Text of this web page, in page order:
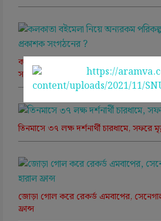
কলকাতা বইমেলা নিয়ে অন্যরকম পরিকল্পনা
সংগঠনের ?
তিনমাসে ৩৭ লক্ষ দর্শনার্থী চারধামে,
জোড়া গোল করে রেকর্ড এমবাপের,
ফ্রান্স